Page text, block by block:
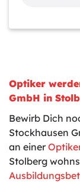
Optiker
GmbH in
Bewirb Dich
Stockhausen
an einer
Stolberg